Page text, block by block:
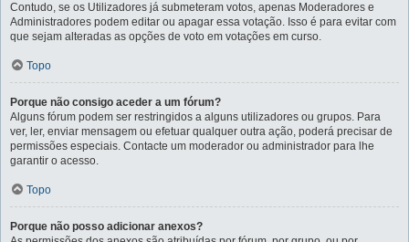
Contudo, se os Utilizadores já submeteram votos, apenas Moderadores e
Administradores podem editar ou apagar essa votação. Isso é para evitar com
que sejam alteradas as opções de voto em votações em curso.
Topo
Porque não consigo aceder a um fórum?
Alguns fórum podem ser restringidos a alguns utilizadores ou grupos. Para
ver, ler, enviar mensagem ou efetuar qualquer outra ação, poderá precisar de
permissões especiais. Contacte um moderador ou administrador para lhe
garantir o acesso.
Topo
Porque não posso adicionar anexos?